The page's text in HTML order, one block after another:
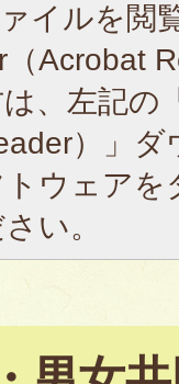
イルを閲
（Acrobat
、左記の
）」
ウェア
い。